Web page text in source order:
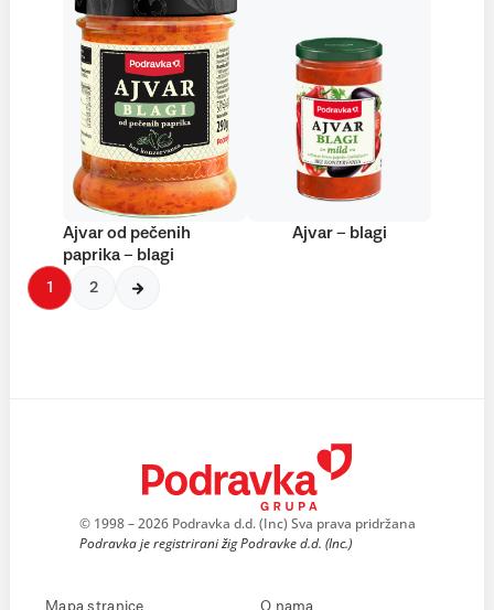
Ajvar od pečenih
paprika – blagi
Ajvar – blagi
1 2
© 1998 – 2026 Podravka d.d. (Inc) Sva prava pridržana
Podravka je registrirani žig Podravke d.d. (Inc.)
Mapa stranice O nama